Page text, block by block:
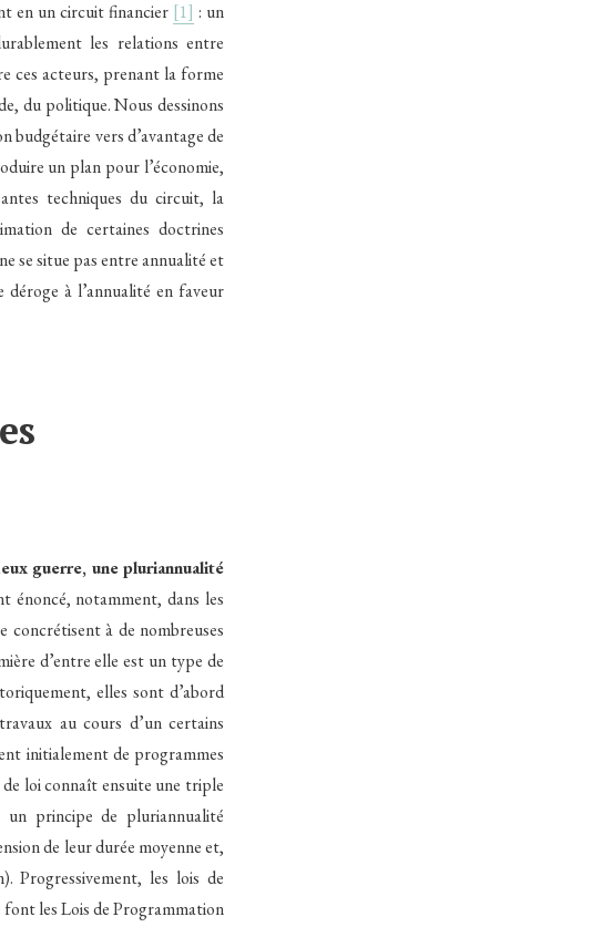
en un circuit financier [1] : un
les relations entre
ces acteurs, prenant la forme
du politique. Nous dessinons
budgétaire vers d’avantage de
un plan pour l’économie,
techniques du circuit, la
de certaines doctrines
se situe pas entre annualité et
à l’annualité en faveur
guerre, une pluriannualité
énoncé, notamment, dans les
concrétisent à de nombreuses
d’entre elle est un type de
elles sont d’abord
au cours d’un certains
initialement de programmes
loi connaît ensuite une triple
un principe de pluriannualité
de leur durée moyenne et,
Progressivement, les lois de
font les Lois de Programmation